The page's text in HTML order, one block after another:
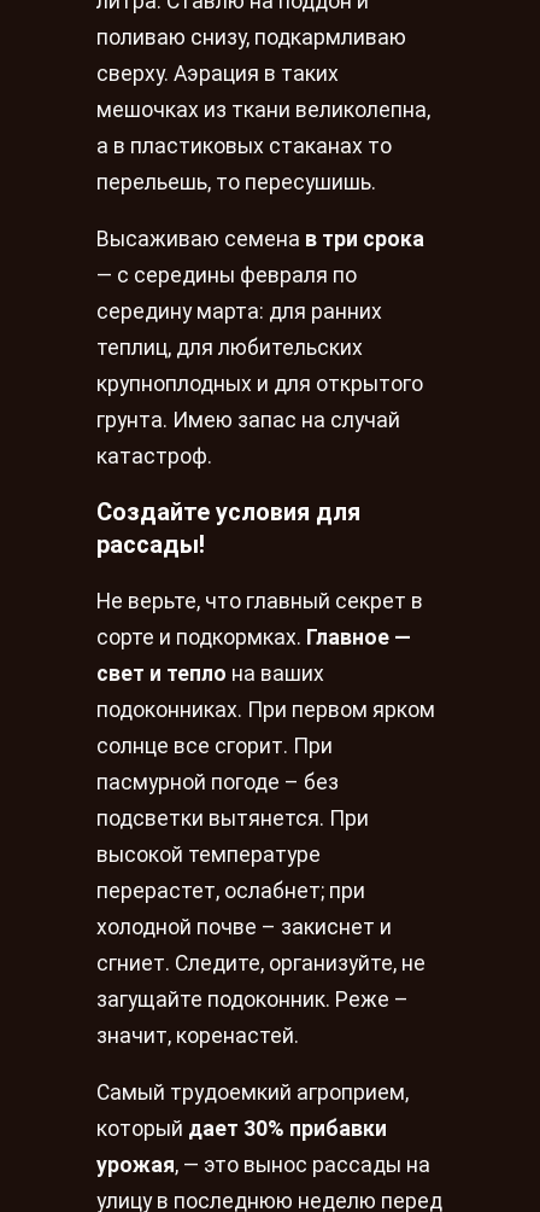
поливаю снизу, подкармливаю
сверху. Аэрация в таких
мешочках из ткани великолепна,
а в пластиковых стаканах то
перельешь, то пересушишь.
Высаживаю семена в три срока
— с середины февраля по
середину марта: для ранних
теплиц, для любительских
крупноплодных и для открытого
грунта. Имею запас на случай
катастроф.
Создайте условия для
рассады!
Не верьте, что главный секрет в
сорте и подкормках. Главное —
свет и тепло на ваших
подоконниках. При первом ярком
солнце все сгорит. При
пасмурной погоде – без
подсветки вытянется. При
высокой температуре
перерастет, ослабнет; при
холодной почве – закиснет и
сгниет. Следите, организуйте, не
загущайте подоконник. Реже –
значит, коренастей.
Самый трудоемкий агроприем,
который дает 30% прибавки
урожая, — это вынос рассады на
улицу в последнюю неделю перед